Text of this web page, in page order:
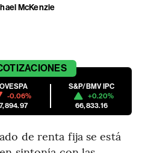
McKenzie
-0.06%
S&P/BMV IPC
+0.20%
66,833.16
de renta fija se está